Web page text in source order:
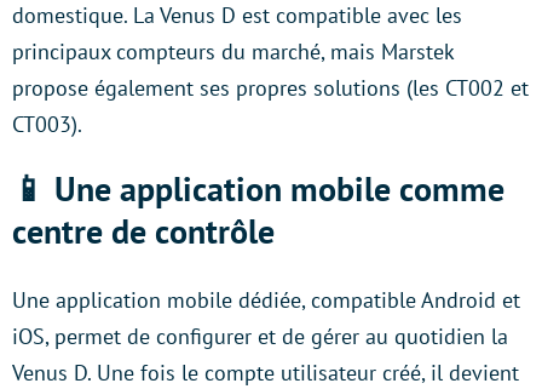
domestique. La Venus D est compatible avec les
principaux compteurs du marché, mais Marstek
propose également ses propres solutions (les CT002 et
CT003).
📱 Une application mobile comme
centre de contrôle
Une application mobile dédiée, compatible Android et
iOS, permet de configurer et de gérer au quotidien la
Venus D. Une fois le compte utilisateur créé, il devient